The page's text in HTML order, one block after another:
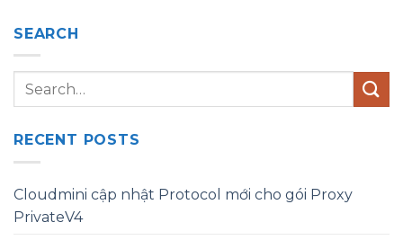
SEARCH
RECENT POSTS
Cloudmini cập nhật Protocol mới cho gói Proxy
PrivateV4